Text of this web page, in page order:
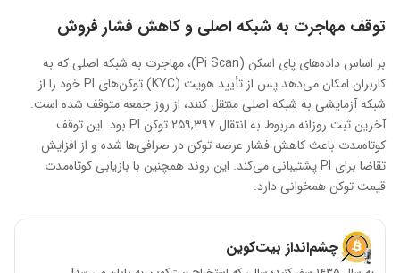
توقف مهاجرت به شبکه اصلی و کاهش فشار فروش
بر اساس داده‌های پای اسکن (Pi Scan)، مهاجرت به شبکه اصلی که به
کاربران امکان می‌دهد پس از تأیید هویت (KYC) توکن‌های PI خود را از
شبکه آزمایشی به شبکه اصلی منتقل کنند، از روز جمعه متوقف شده است.
آخرین ثبت روزانه مربوط به انتقال ۲۵۹,۳۹۷ توکن PI بود. این توقف
کوتاه‌مدت باعث کاهش فشار عرضه توکن در صرافی‌ها شده و از افزایش
تقاضا برای PI پشتیبانی می‌کند. این روند همچنین با بازیابی کوتاه‌مدت
قیمت توکن همخوانی دارد.
چشم‌انداز بیت‌کوین